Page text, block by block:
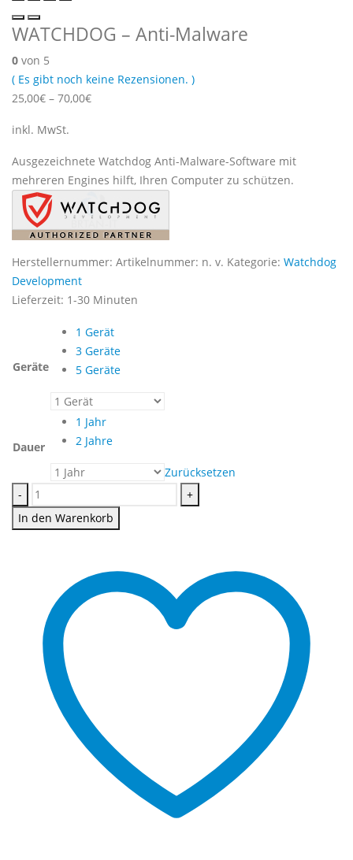
WATCHDOG – Anti-Malware
0 von 5
( Es gibt noch keine Rezensionen. )
25,00€ – 70,00€
inkl. MwSt.
Ausgezeichnete Watchdog Anti-Malware-Software mit
mehreren Engines hilft, Ihren Computer zu schützen.
Herstellernummer: Artikelnummer: n. v. Kategorie: Watchdog
Development
Lieferzeit: 1-30 Minuten
Geräte
1 Gerät
3 Geräte
5 Geräte
Dauer
1 Jahr
2 Jahre
Zurücksetzen
-
+
In den Warenkorb